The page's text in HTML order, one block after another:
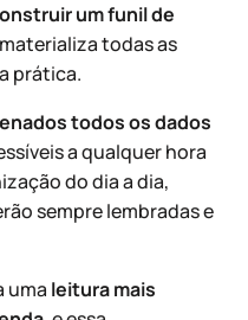
um funil de
todas as
prática.
todos os dados
a qualquer hora
do dia a dia,
sempre lembradas e
uma leitura mais